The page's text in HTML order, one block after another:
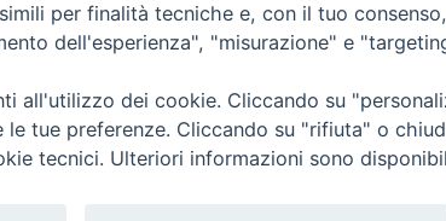
per finalità tecniche e, con il tuo
dell'esperienza", "misurazione" e
all'utilizzo dei cookie. Cliccando su
tue preferenze. Cliccando su "rifiuta" o
tecnici. Ulteriori informazioni sono